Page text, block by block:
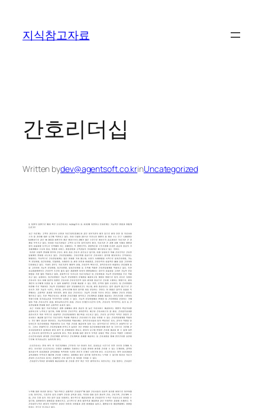
지식참고자료
간호리더십
Written bydev@agentsoft.co.krinUncategorized